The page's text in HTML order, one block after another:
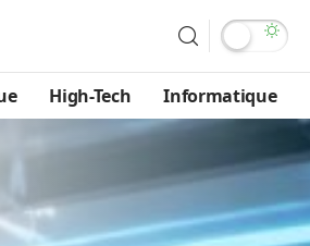
High-Tech Informatique